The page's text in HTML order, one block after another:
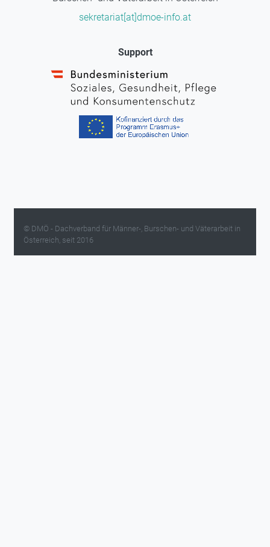
sekretariat[at]dmoe-info.at
Support
© DMÖ - Dachverband für Männer-, Burschen- und Väterarbeit in
Österreich, seit 2016